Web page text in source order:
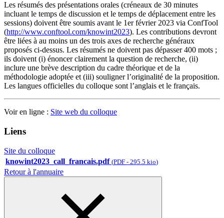
Les résumés des présentations orales (créneaux de 30 minutes
incluant le temps de discussion et le temps de déplacement entre les
sessions) doivent être soumis avant le 1er février 2023 via ConfTool
(http://www.conftool.com/knowint2023). Les contributions devront
être liées à au moins un des trois axes de recherche généraux
proposés ci-dessus. Les résumés ne doivent pas dépasser 400 mots ;
ils doivent (i) énoncer clairement la question de recherche, (ii)
inclure une brève description du cadre théorique et de la
méthodologie adoptée et (iii) souligner l’originalité de la proposition.
Les langues officielles du colloque sont l’anglais et le français.
Voir en ligne : Site web du colloque
Liens
Site du colloque
knowint2023_call_francais.pdf (PDF - 295.5 kio)
Retour à l'annuaire